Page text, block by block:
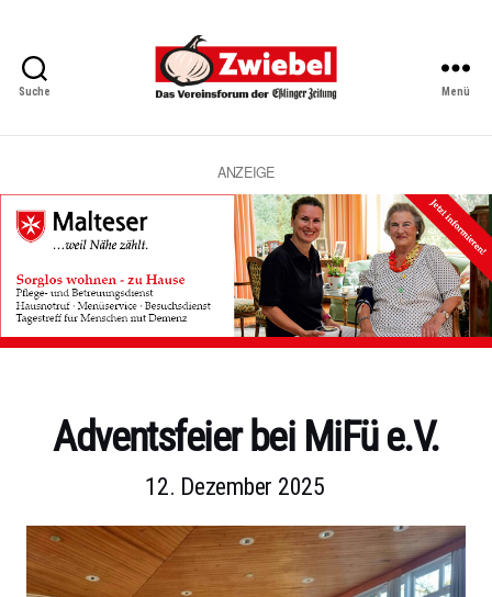
Suche
Vereinsforum
Eßlinger
Zeitung
Menü
ANZEIGE
Kategorien
Adventsfeier bei MiFü e.V.
12. Dezember 2025